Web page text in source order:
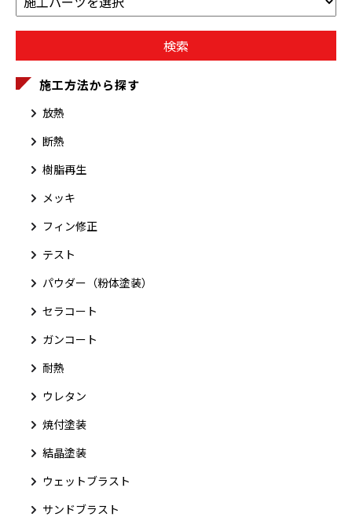
施工方法から探す
放熱
断熱
樹脂再生
メッキ
フィン修正
テスト
パウダー（粉体塗装）
セラコート
ガンコート
耐熱
ウレタン
焼付塗装
結晶塗装
ウェットブラスト
サンドブラスト